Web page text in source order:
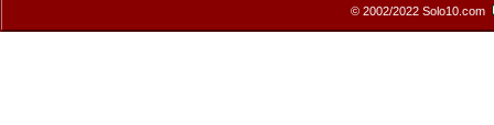
© 2002/2022 Solo10.com